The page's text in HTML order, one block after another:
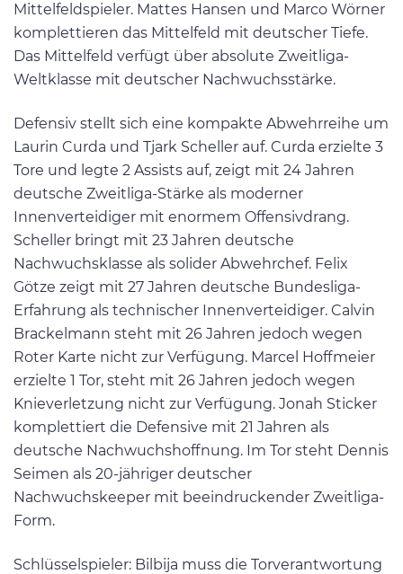
Mittelfeldspieler. Mattes Hansen und Marco Wörner
komplettieren das Mittelfeld mit deutscher Tiefe.
Das Mittelfeld verfügt über absolute Zweitliga-
Weltklasse mit deutscher Nachwuchsstärke.
Defensiv stellt sich eine kompakte Abwehrreihe um
Laurin Curda und Tjark Scheller auf. Curda erzielte 3
Tore und legte 2 Assists auf, zeigt mit 24 Jahren
deutsche Zweitliga-Stärke als moderner
Innenverteidiger mit enormem Offensivdrang.
Scheller bringt mit 23 Jahren deutsche
Nachwuchsklasse als solider Abwehrchef. Felix
Götze zeigt mit 27 Jahren deutsche Bundesliga-
Erfahrung als technischer Innenverteidiger. Calvin
Brackelmann steht mit 26 Jahren jedoch wegen
Roter Karte nicht zur Verfügung. Marcel Hoffmeier
erzielte 1 Tor, steht mit 26 Jahren jedoch wegen
Knieverletzung nicht zur Verfügung. Jonah Sticker
komplettiert die Defensive mit 21 Jahren als
deutsche Nachwuchshoffnung. Im Tor steht Dennis
Seimen als 20-jähriger deutscher
Nachwuchskeeper mit beeindruckender Zweitliga-
Form.
Schlüsselspieler: Bilbija muss die Torverantwortung